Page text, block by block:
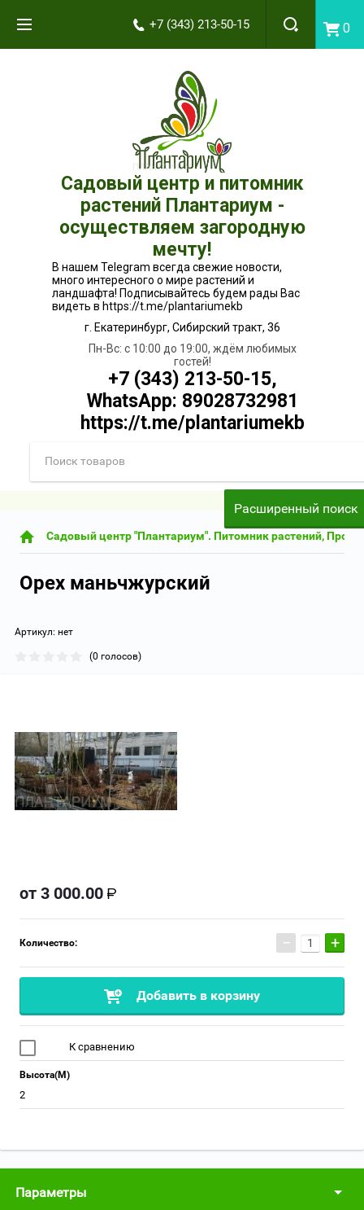
0
+7 (343) 213-50-15
Садовый центр и питомник
растений Плантариум -
осуществляем загородную
мечту!
В нашем Telegram всегда свежие новости,
много интересного о мире растений и
ландшафта! Подписывайтесь будем рады Вас
видеть в https://t.me/plantariumekb
г. Екатеринбург, Сибирский тракт, 36
Пн-Вс: с 10:00 до 19:00, ждём любимых
гостей!
+7 (343) 213-50-15,
WhatsApp: 89028732981
https://t.me/plantariumekb
Заказать звонок
Расширенный поиск
Садовый центр "Плантариум". Питомник растений,
Орех маньчжурский
Артикул: нет
(0 голосов)
от 3 000.00
Количество: − +
Добавить в корзину
К сравнению
Высота(М)
2
Параметры